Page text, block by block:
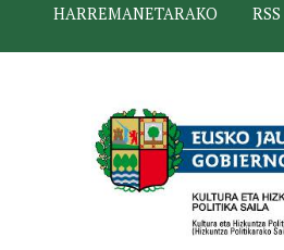
HARREMANETARAKO
RSS